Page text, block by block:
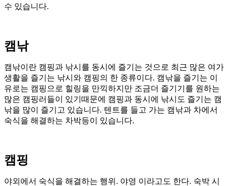
수 있습니다.
캠낚
캠낚이란 캠핑과 낚시를 동시에 즐기는 것으로 최근 많은 여가
생활을 즐기는 낚시와 캠핑의 한 종류이다. 캠낚을 즐기는 이
유로는 캠핑으로 힐링을 만끽하지만 조금더 즐기기를 원하는
많은 캠핑러들이 있기때문에 캠핑과 동시에 낚시도 즐기는 캠
낚을 많이 즐기고 있습니다. 텐트를 들고 가는 캠낚과 차에서
숙식을 해결하는 차박등이 있습니다.
캠핑
야외에서 숙식을 해결하는 행위. 야영 이라고도 한다. 숙박 시